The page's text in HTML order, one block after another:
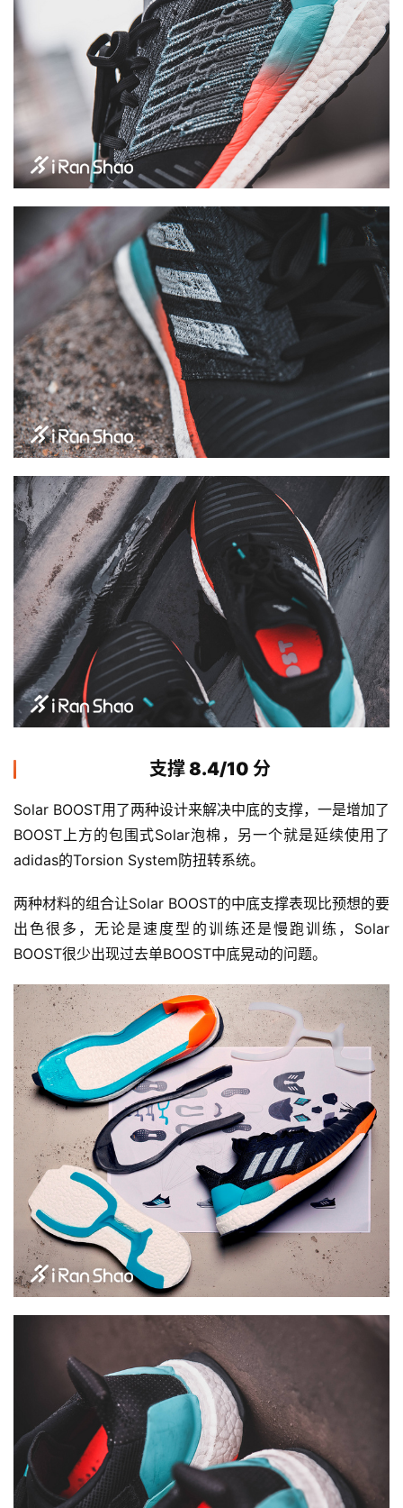
比
观
察
装
备
训
练
视
频
用
户
精
选
支撑 8.4/10 分
Solar BOOST用了两种设计来解决中底的支撑，一是增加了
BOOST上方的包围式Solar泡棉，另一个就是延续使用了
adidas的Torsion System防扭转系统。
两种材料的组合让Solar BOOST的中底支撑表现比预想的要
出色很多，无论是速度型的训练还是慢跑训练，Solar
BOOST很少出现过去单BOOST中底晃动的问题。